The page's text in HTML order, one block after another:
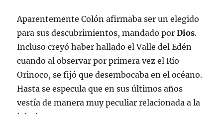
Aparentemente Colón afirmaba ser un elegido
para sus descubrimientos, mandado por Dios.
Incluso creyó haber hallado el Valle del Edén
cuando al observar por primera vez el Río
Orinoco, se fijó que desembocaba en el océano.
Hasta se especula que en sus últimos años
vestía de manera muy peculiar relacionada a la